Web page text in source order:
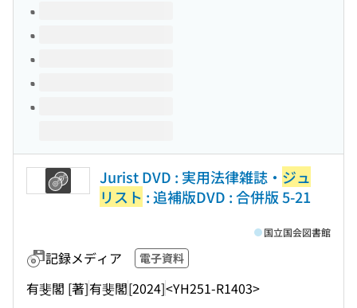
このタイトルの巻号
Jurist DVD : 実用法律雑誌・ ジュ
リスト : 追補版DVD : 合併版 5-21
記録メディア 電子資料
有斐閣 [著]有斐閣[2024]<YH251-R1403>
国立国会図書館